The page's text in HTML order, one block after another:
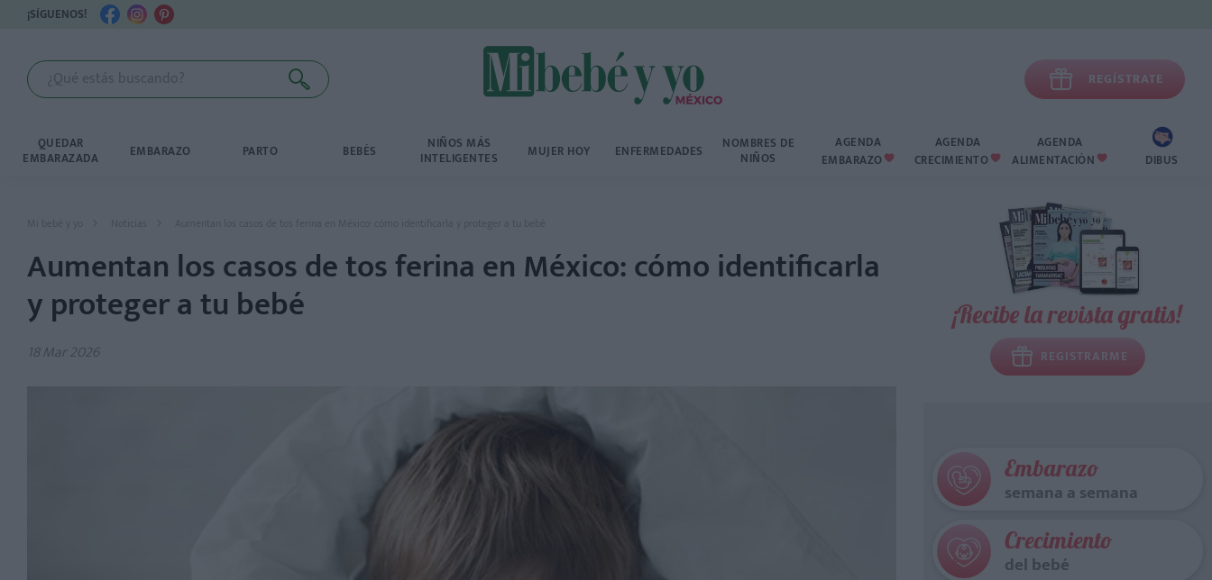
¡SÍGUENOS!
 REGÍSTRATE
QUEDAR
EMBARAZADA EMBARAZO PARTO BEBÉS NIÑOS MÁS
INTELIGENTES MUJER HOY ENFERMEDADES NOMBRES DE
NIÑOS
AGENDA
EMBARAZO 
AGENDA
CRECIMIENTO 
AGENDA
ALIMENTACIÓN  DIBUS
Mi bebé y yo Noticias Aumentan los casos de tos ferina en México: cómo identificarla y proteger a tu bebé
Aumentan los casos de tos ferina en México: cómo identificarla
y proteger a tu bebé
18 Mar 2026
¡Recibe la revista gratis!
REGISTRARME
Embarazo
semana a semana
Crecimiento
del bebé